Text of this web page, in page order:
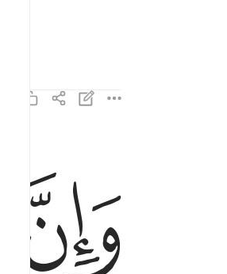
وَإِنَّ لَنَا لَلْـَٔاخِرَةَ وَٱلْأُولَىٰ ١٣
ﱏ